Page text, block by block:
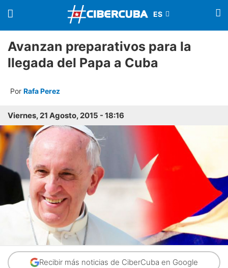
Avanzan preparativos para la
llegada del Papa a Cuba
Por Rafa Perez
Viernes, 21 Agosto, 2015 - 18:16
Recibir más noticias de CiberCuba en Google